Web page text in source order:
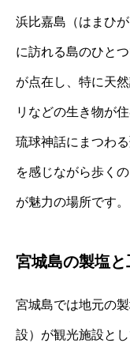
浜比嘉島（はまひ
に訪れる島のひと
が点在し、特に天
リなどの生き物が
琉球神話にまつわ
を感じながら歩く
が魅力の場所です。
宮城島の製塩
宮城島では地元の
設）が観光施設と